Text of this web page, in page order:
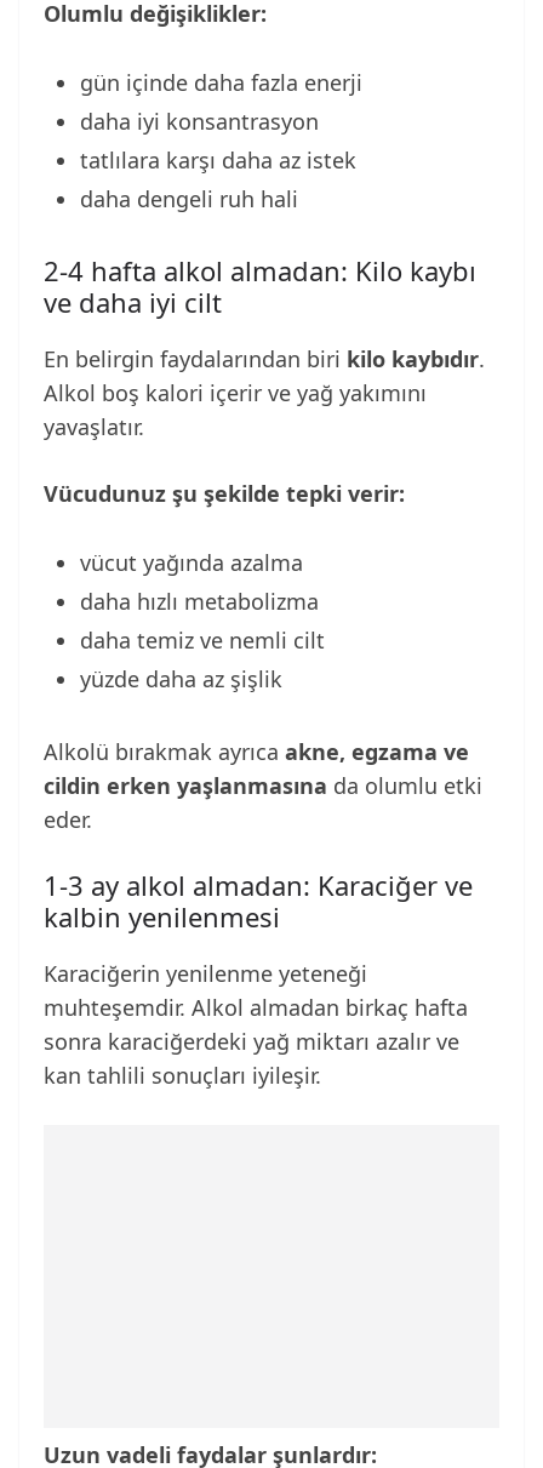
Olumlu değişiklikler:
gün içinde daha fazla enerji
daha iyi konsantrasyon
tatlılara karşı daha az istek
daha dengeli ruh hali
2-4 hafta alkol almadan: Kilo kaybı
ve daha iyi cilt
En belirgin faydalarından biri kilo kaybıdır.
Alkol boş kalori içerir ve yağ yakımını
yavaşlatır.
Vücudunuz şu şekilde tepki verir:
vücut yağında azalma
daha hızlı metabolizma
daha temiz ve nemli cilt
yüzde daha az şişlik
Alkolü bırakmak ayrıca akne, egzama ve
cildin erken yaşlanmasına da olumlu etki
eder.
1-3 ay alkol almadan: Karaciğer ve
kalbin yenilenmesi
Karaciğerin yenilenme yeteneği
muhteşemdir. Alkol almadan birkaç hafta
sonra karaciğerdeki yağ miktarı azalır ve
kan tahlili sonuçları iyileşir.
Uzun vadeli faydalar şunlardır: